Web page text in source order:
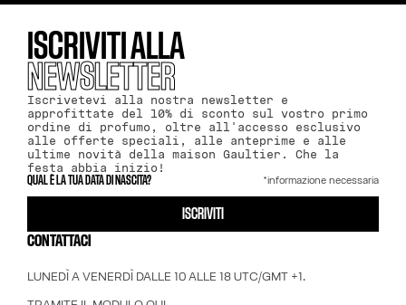
ISCRIVITI ALLA
NEWSLETTER
Iscrivetevi alla nostra newsletter e
approfittate del 10% di sconto sul vostro primo
ordine di profumo, oltre all'accesso esclusivo
alle offerte speciali, alle anteprime e alle
ultime novità della maison Gaultier. Che la
festa abbia inizio!
QUAL È LA TUA DATA DI NASCITA? *informazione necessaria
ISCRIVITI
CONTATTACI
LUNEDÌ A VENERDÌ DALLE 10 ALLE 18 UTC/GMT +1.